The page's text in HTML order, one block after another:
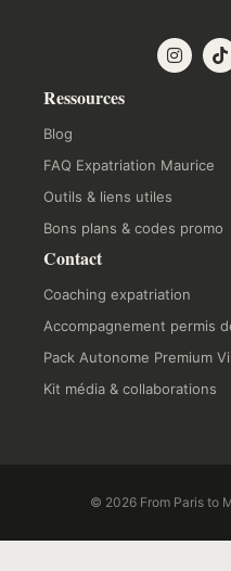
Ressources
Blog
FAQ Expatriation Maurice
Outils & liens utiles
Bons plans & codes promo
Contact
Coaching expatriation
Accompagnement permis
Pack Autonome Premium
Kit média & collaborations
© 2026 From Paris to